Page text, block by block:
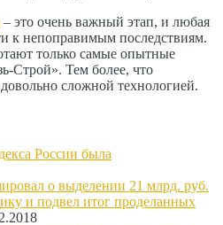
– это очень важный этап, и любая
к непоправимым последствиям.
только самые опытные
Строй». Тем более, что
довольно сложной технологией.
России была
о выделении 21 млрд. руб.
и подвел итог проделанных